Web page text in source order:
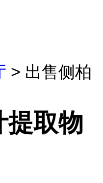
> 出售侧柏
提取物